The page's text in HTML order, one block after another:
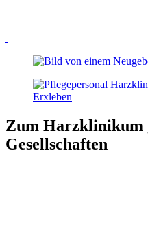
Zum Harzklinikum
Gesellschaften